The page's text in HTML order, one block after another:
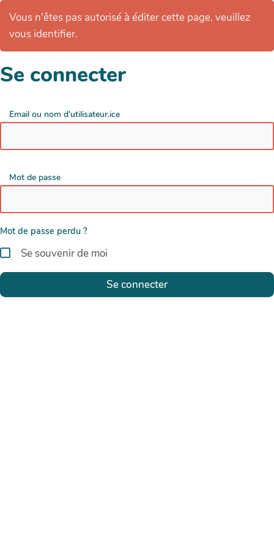
Vous n'êtes pas autorisé à éditer cette page. veuillez
vous identifier.
Se connecter
Email ou nom d'utilisateur.ice
Mot de passe
Mot de passe perdu ?
Se souvenir de moi
Se connecter